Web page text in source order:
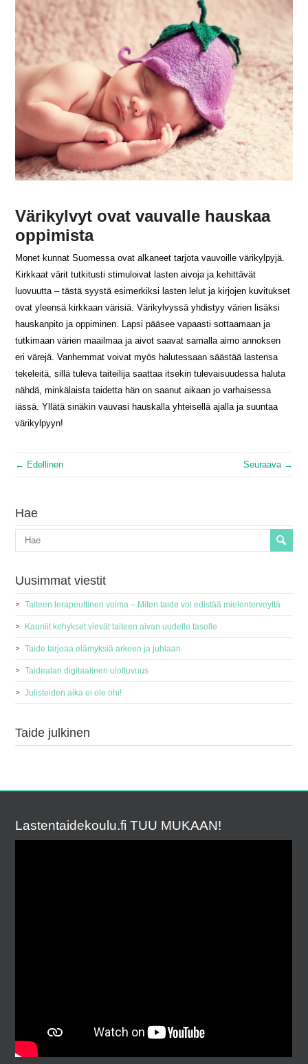
Värikylvyt ovat vauvalle hauskaa
oppimista
Monet kunnat Suomessa ovat alkaneet tarjota vauvoille värikylpyjä.
Kirkkaat värit tutkitusti stimuloivat lasten aivoja ja kehittävät
luovuutta – tästä syystä esimerkiksi lasten lelut ja kirjojen kuvitukset
ovat yleensä kirkkaan värisiä. Värikylvyssä yhdistyy värien lisäksi
hauskanpito ja oppiminen. Lapsi pääsee vapaasti sottaamaan ja
tutkimaan värien maailmaa ja aivot saavat samalla aimo annoksen
eri värejä. Vanhemmat voivat myös halutessaan säästää lastensa
tekeleitä, sillä tuleva taiteilija saattaa itsekin tulevaisuudessa haluta
nähdä, minkälaista taidetta hän on saanut aikaan jo varhaisessa
iässä. Yllätä sinäkin vauvasi hauskalla yhteisellä ajalla ja suuntaa
värikylpyyn!
← Edellinen Seuraava →
Hae
Uusimmat viestit
Taiteen terapeuttinen voima – Miten taide voi edistää mielenterveyttä
Kauniit kehykset vievät taiteen aivan uudelle tasolle
Taide tarjoaa elämyksiä arkeen ja juhlaan
Taidealan digitaalinen ulottuvuus
Julisteiden aika ei ole ohi!
Taide julkinen
Lastentaidekoulu.fi TUU MUKAAN!